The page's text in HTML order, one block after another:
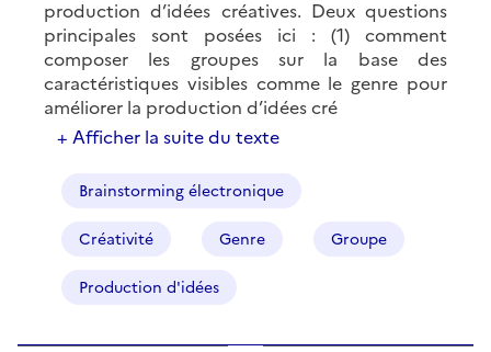
production d’idées créatives. Deux questions
principales sont posées ici : (1) comment
composer les groupes sur la base des
caractéristiques visibles comme le genre pour
améliorer la production d’idées cré
+ Afficher la suite du texte
Brainstorming électronique
Créativité Genre Groupe
Production d'idées